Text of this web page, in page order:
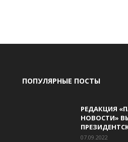
ПОПУЛЯРНЫЕ ПОСТЫ
РЕДАКЦИЯ
НОВОСТИ»
07.09.2022